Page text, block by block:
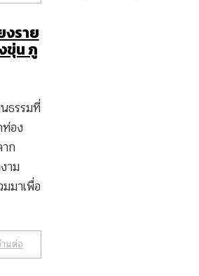
งราย
ขุ่น ภู
ธรรมที่
อง
ก
าม
มาเพื่อ
นต่อ